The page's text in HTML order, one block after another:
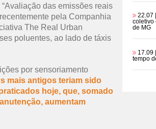
das emissões reais
pela Companhia
The Real Urban
poluentes, ao lado de táxis
por sensoriamento
mais antigos teriam sido
hoje, que, somado
aumentam
22.07
coletivo
de MG
17.09
tempo